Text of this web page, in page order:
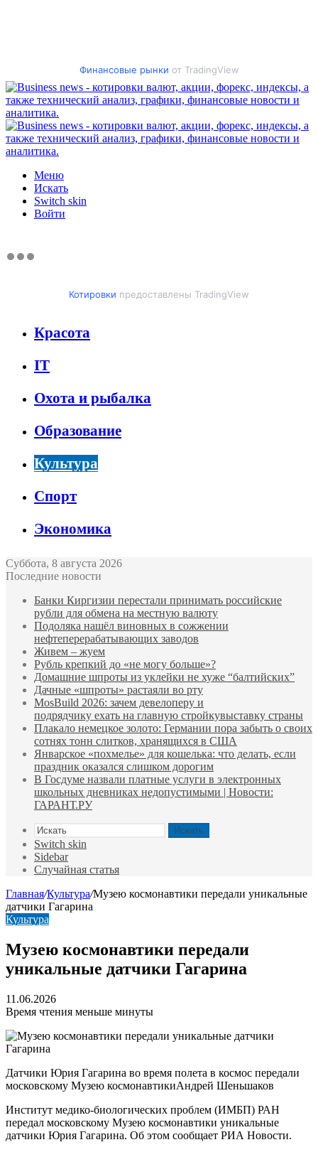
Финансовые рынки от TradingView
Меню
Искать
Switch skin
Войти
Котировки предоставлены TradingView
Красота
IT
Охота и рыбалка
Образование
Культура
Спорт
Экономика
Суббота, 8 августа 2026
Последние новости
Банки Киргизии перестали принимать российские
рубли для обмена на местную валюту
Подоляка нашёл виновных в сожжении
нефтеперерабатывающих заводов
Живем – жуем
Рубль крепкий до «не могу больше»?
Домашние шпроты из уклейки не хуже “балтийских”
Дачные «шпроты» растаяли во рту
MosBuild 2026: зачем девелоперу и
подрядчиĸу ехать на главную стройĸувыставĸу страны
Плакало немецкое золото: Германии пора забыть о своих
сотнях тонн слитков, хранящихся в США
Январское «похмелье» для кошелька: что делать, если
праздник оказался слишком дорогим
В Госдуме назвали платные услуги в электронных
школьных дневниках недопустимыми | Новости:
ГАРАНТ.РУ
Искать
Switch skin
Sidebar
Случайная статья
Главная/Культура/Музею космонавтики передали уникальные
датчики Гагарина
Культура
Музею космонавтики передали
уникальные датчики Гагарина
11.06.2026
Время чтения меньше минуты
Датчики Юрия Гагарина во время полета в космос передали
московскому Музею космонавтикиАндрей Шеньшаков
Институт медико-биологических проблем (ИМБП) РАН
передал московскому Музею космонавтики уникальные
датчики Юрия Гагарина. Об этом сообщает РИА Новости.